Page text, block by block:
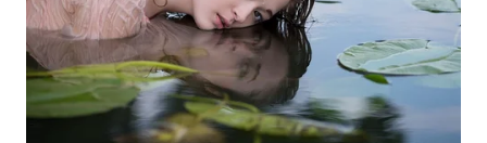
KRT
NEWS